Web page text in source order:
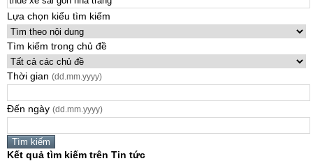
Lựa chọn kiểu tìm kiếm
Tìm kiếm trong chủ đề
Thời gian (dd.mm.yyyy)
Đến ngày (dd.mm.yyyy)
Kết quả tìm kiếm trên Tin tức